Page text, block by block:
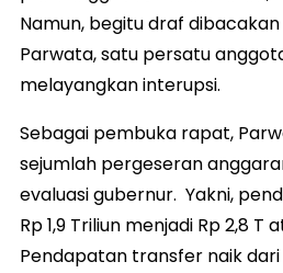
Namun, begitu draf dibacakan
Parwata, satu persatu
melayangkan interupsi.
Sebagai pembuka rapat,
sejumlah pergeseran
evaluasi gubernur. Yakni,
Rp 1,9 Triliun menjadi Rp 2,8 T
Pendapatan transfer naik dari